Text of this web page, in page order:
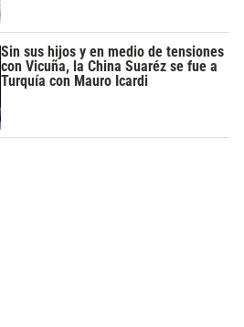
Sin sus hijos y en medio de tensiones
con Vicuña, la China Suaréz se fue a
Turquía con Mauro Icardi